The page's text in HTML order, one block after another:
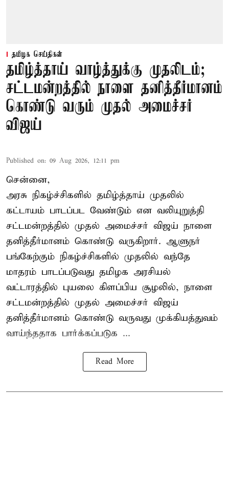
தமிழக செய்திகள்
தமிழ்த்தாய் வாழ்த்துக்கு முதலிடம்;
சட்டமன்றத்தில் நாளை தனித்தீர்மானம்
கொண்டு வரும் முதல் அமைச்சர்
விஜய்
Published on: 09 Aug 2026, 12:11 pm
சென்னை,
அரசு நிகழ்ச்சிகளில் தமிழ்த்தாய் முதலில்
கட்டாயம் பாடப்பட வேண்டும் என வலியுறுத்தி
சட்டமன்றத்தில் முதல் அமைச்சர் விஜய் நாளை
தனித்தீர்மானம் கொண்டு வருகிறார். ஆளுநர்
பங்கேற்கும் நிகழ்ச்சிகளில் முதலில் வந்தே
மாதரம் பாடப்படுவது தமிழக அரசியல்
வட்டாரத்தில் புயலை கிளப்பிய சூழலில், நாளை
சட்டமன்றத்தில் முதல் அமைச்சர் விஜய்
தனித்தீர்மானம் கொண்டு வருவது முக்கியத்துவம்
வாய்ந்ததாக பார்க்கப்படுக ...
Read More